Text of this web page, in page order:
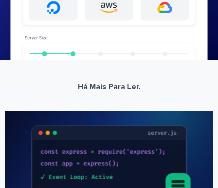
Há Mais Para Ler.